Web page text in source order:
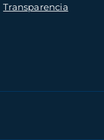
Transparencia